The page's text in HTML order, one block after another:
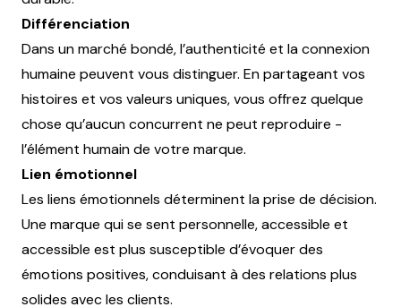
Différenciation
Dans un marché bondé, l’authenticité et la connexion
humaine peuvent vous distinguer. En partageant vos
histoires et vos valeurs uniques, vous offrez quelque
chose qu’aucun concurrent ne peut reproduire -
l’élément humain de votre marque.
Lien émotionnel
Les liens émotionnels déterminent la prise de décision.
Une marque qui se sent personnelle, accessible et
accessible est plus susceptible d’évoquer des
émotions positives, conduisant à des relations plus
solides avec les clients.